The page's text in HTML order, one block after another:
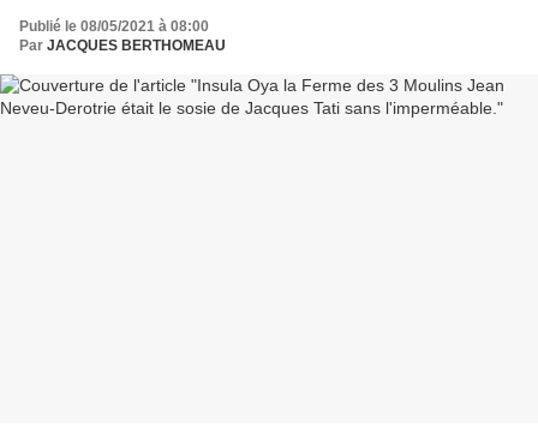
Publié le 08/05/2021 à 08:00
Par JACQUES BERTHOMEAU